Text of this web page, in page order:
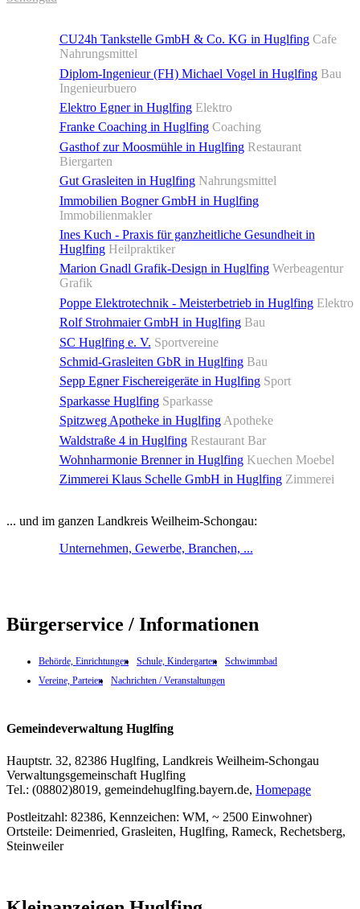
CU24h Tankstelle GmbH & Co. KG in HuglfingCafe
Nahrungsmittel
Diplom-Ingenieur (FH) Michael Vogel in HuglfingBau
Ingenieurbuero
Elektro Egner in HuglfingElektro
Franke Coaching in HuglfingCoaching
Gasthof zur Moosmühle in HuglfingRestaurant
Biergarten
Gut Grasleiten in HuglfingNahrungsmittel
Immobilien Bogner GmbH in Huglfing
Immobilienmakler
Ines Kuch - Praxis für ganzheitliche Gesundheit in
HuglfingHeilpraktiker
Marion Gnadl Grafik-Design in HuglfingWerbeagentur
Grafik
Poppe Elektrotechnik - Meisterbetrieb in HuglfingElektro
Rolf Strohmaier GmbH in HuglfingBau
SC Huglfing e. V. Sportvereine
Schmid-Grasleiten GbR in HuglfingBau
Sepp Egner Fischereigeräte in HuglfingSport
Sparkasse HuglfingSparkasse
Spitzweg Apotheke in HuglfingApotheke
Waldstraße 4 in HuglfingRestaurant Bar
Wohnharmonie Brenner in HuglfingKuechen Moebel
Zimmerei Klaus Schelle GmbH in HuglfingZimmerei
... und im ganzen Landkreis Weilheim-Schongau:
Unternehmen, Gewerbe, Branchen, ...
Bürgerservice / Informationen
Behörde, Einrichtungen Schule, Kindergarten
Schwimmbad
Vereine, Parteien
Nachrichten / Veranstaltungen
Gemeindeverwaltung Huglfing
Hauptstr. 32, 82386 Huglfing, Landkreis Weilheim-Schongau
Verwaltungsgemeinschaft Huglfing
Tel.: (08802)8019, gemeindehuglfing.bayern.de, Homepage
Postleitzahl: 82386, Kennzeichen: WM, ~ 2500 Einwohner)
Ortsteile: Deimenried, Grasleiten, Huglfing, Rameck, Rechetsberg,
Steinweiler